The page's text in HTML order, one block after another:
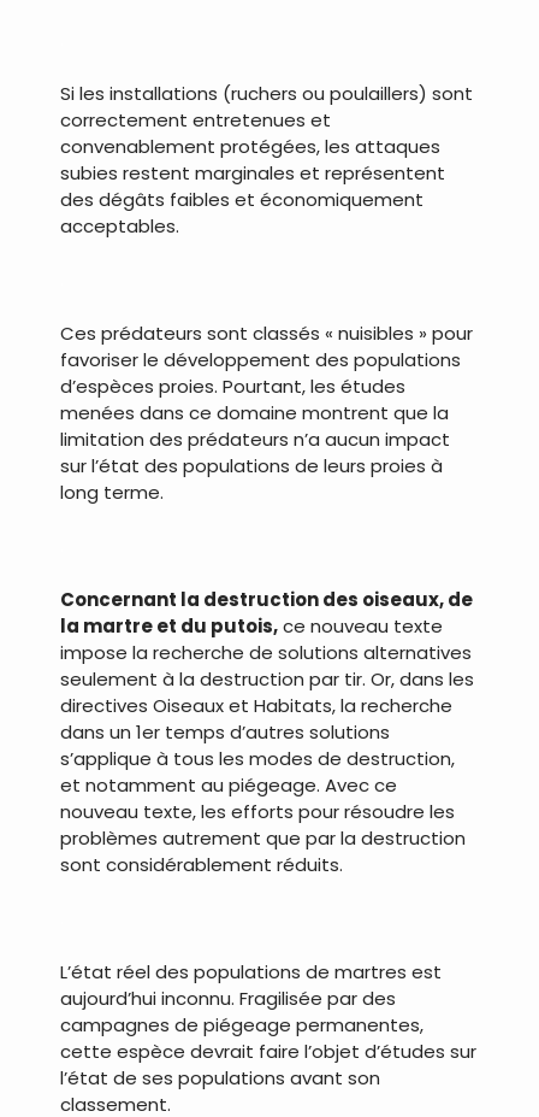
Si les installations (ruchers ou poulaillers) sont
correctement entretenues et
convenablement protégées, les attaques
subies restent marginales et représentent
des dégâts faibles et économiquement
acceptables.
Ces prédateurs sont classés « nuisibles » pour
favoriser le développement des populations
d’espèces proies. Pourtant, les études
menées dans ce domaine montrent que la
limitation des prédateurs n’a aucun impact
sur l’état des populations de leurs proies à
long terme.
Concernant la destruction des oiseaux, de
la martre et du putois,ce nouveau texte
impose la recherche de solutions alternatives
seulement à la destruction par tir. Or, dans les
directives Oiseaux et Habitats, la recherche
dans un 1er temps d’autres solutions
s’applique à tous les modes de destruction,
et notamment au piégeage. Avec ce
nouveau texte, les efforts pour résoudre les
problèmes autrement que par la destruction
sont considérablement réduits.
L’état réel des populations de martres est
aujourd’hui inconnu. Fragilisée par des
campagnes de piégeage permanentes,
cette espèce devrait faire l’objet d’études sur
l’état de ses populations avant son
classement.